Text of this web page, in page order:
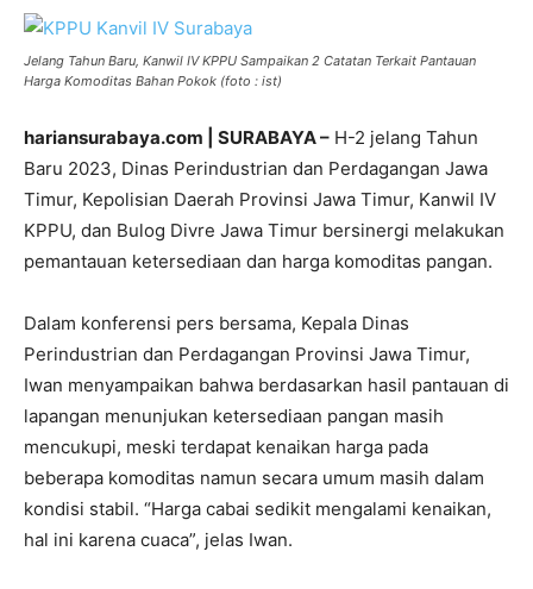
Jelang Tahun Baru, Kanwil IV KPPU Sampaikan 2 Catatan Terkait Pantauan
Harga Komoditas Bahan Pokok (foto : ist)
hariansurabaya.com | SURABAYA – H-2 jelang Tahun
Baru 2023, Dinas Perindustrian dan Perdagangan Jawa
Timur, Kepolisian Daerah Provinsi Jawa Timur, Kanwil IV
KPPU, dan Bulog Divre Jawa Timur bersinergi melakukan
pemantauan ketersediaan dan harga komoditas pangan.
Dalam konferensi pers bersama, Kepala Dinas
Perindustrian dan Perdagangan Provinsi Jawa Timur,
Iwan menyampaikan bahwa berdasarkan hasil pantauan di
lapangan menunjukan ketersediaan pangan masih
mencukupi, meski terdapat kenaikan harga pada
beberapa komoditas namun secara umum masih dalam
kondisi stabil. “Harga cabai sedikit mengalami kenaikan,
hal ini karena cuaca”, jelas Iwan.